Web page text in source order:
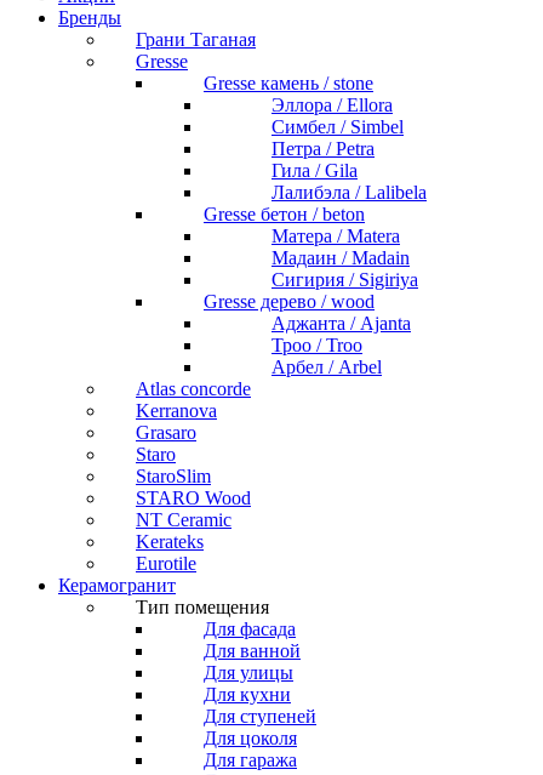
Бренды
Грани Таганая
Gresse
Gresse камень / stone
Эллора / Ellora
Симбел / Simbel
Петра / Petra
Гила / Gila
Лалибэла / Lalibela
Gresse бетон / beton
Матера / Matera
Мадаин / Madain
Сигирия / Sigiriya
Gresse дерево / wood
Аджанта / Ajanta
Троо / Troo
Арбел / Arbel
Atlas concorde
Kerranova
Grasaro
Staro
StaroSlim
STARO Wood
NT Ceramic
Kerateks
Eurotile
Керамогранит
Тип помещения
Для фасада
Для ванной
Для улицы
Для кухни
Для ступеней
Для цоколя
Для гаража